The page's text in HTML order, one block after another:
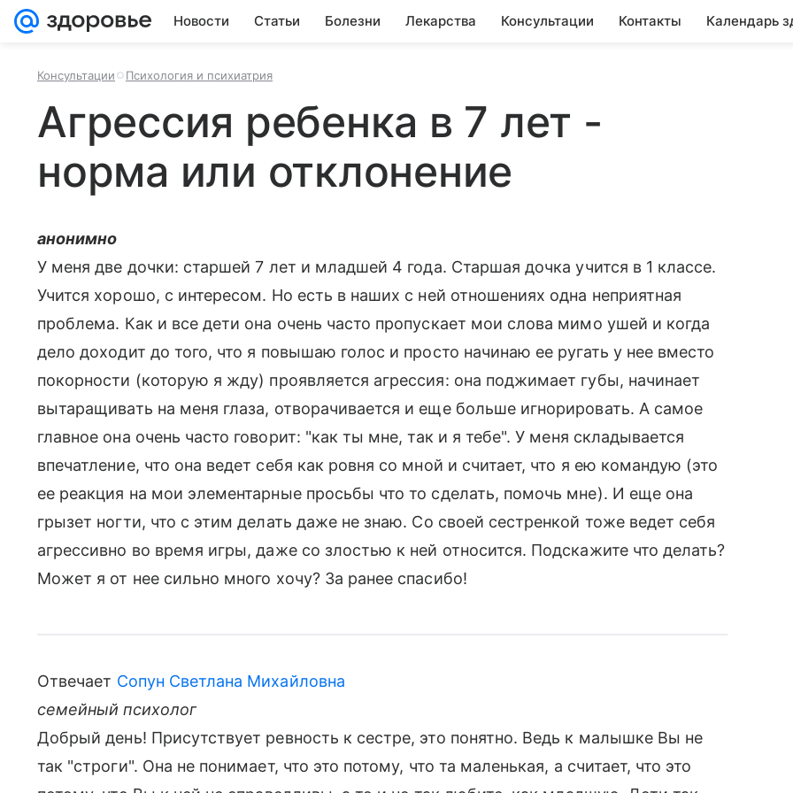
Новости Статьи Болезни Лекарства Консультации Контакты Календарь
Консультации Психология и психиатрия
Агрессия ребенка в 7 лет -
норма или отклонение
анонимно
У меня две дочки: старшей 7 лет и младшей 4 года. Старшая дочка учится в 1 классе.
Учится хорошо, с интересом. Но есть в наших с ней отношениях одна неприятная
проблема. Как и все дети она очень часто пропускает мои слова мимо ушей и когда
дело доходит до того, что я повышаю голос и просто начинаю ее ругать у нее вместо
покорности (которую я жду) проявляется агрессия: она поджимает губы, начинает
вытаращивать на меня глаза, отворачивается и еще больше игнорировать. А самое
главное она очень часто говорит: "как ты мне, так и я тебе". У меня складывается
впечатление, что она ведет себя как ровня со мной и считает, что я ею командую (это
ее реакция на мои элементарные просьбы что то сделать, помочь мне). И еще она
грызет ногти, что с этим делать даже не знаю. Со своей сестренкой тоже ведет себя
агрессивно во время игры, даже со злостью к ней относится. Подскажите что делать?
Может я от нее сильно много хочу? За ранее спасибо!
Отвечает Сопун Светлана Михайловна
семейный психолог
Добрый день! Присутствует ревность к сестре, это понятно. Ведь к малышке Вы не
так "строги". Она не понимает, что это потому, что та маленькая, а считает, что это